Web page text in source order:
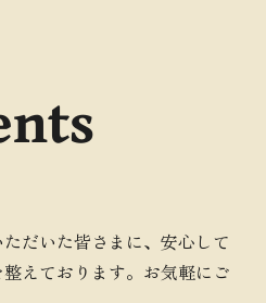
だいた皆さまに、安心して
えております。お気軽にご